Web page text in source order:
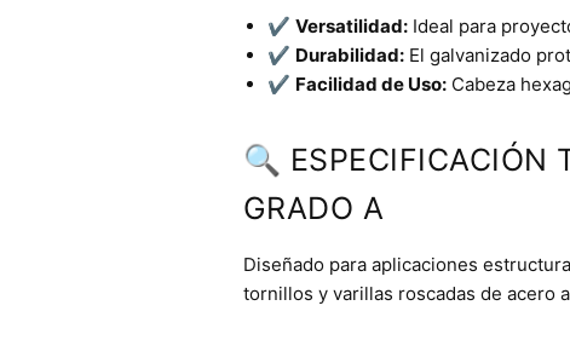
✔️ Versatilidad:Ideal para
✔️ Durabilidad:El galvanizado
✔️ Facilidad de Uso:Cabeza
🔍 ESPECIFICACIÓN
GRADO A
Diseñado para aplicaciones
tornillos y varillas roscadas de acero